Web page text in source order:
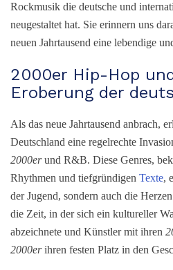
Rockmusik die deutsche und
neugestaltet hat. Sie erinnern uns
neuen Jahrtausend eine lebendige
2000er Hip-Hop
Eroberung der
Als das neue Jahrtausend anbrach,
Deutschland eine regelrechte
2000erund R&B. Diese Genres,
Rhythmen und tiefgründigen Texte,
der Jugend, sondern auch die
die Zeit, in der sich ein kultureller
abzeichnete und Künstler mit ihren
2000erihren festen Platz in den